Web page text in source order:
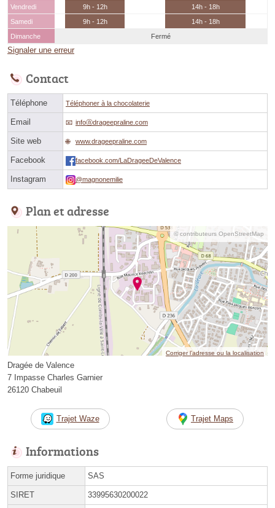
Vendredi
9h - 12h
14h - 18h
Samedi
9h - 12h
14h - 18h
Dimanche
Fermé
Signaler une erreur
Contact
Téléphone Téléphoner à la chocolaterie
Email infoⓐdrageepraline.com
Site web www.drageepraline.com
Facebook facebook.com/LaDrageeDeValence
Instagram @magnonemilie
Plan et adresse
© contributeurs OpenStreetMap
Corriger l’adresse ou la localisation
Dragée de Valence
7 Impasse Charles Garnier
26120 Chabeuil
Trajet Waze Trajet Maps
Informations
Forme juridique SAS
SIRET 33995630200022